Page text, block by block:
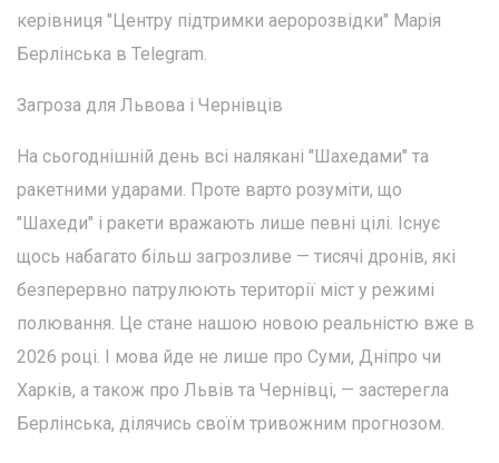
керівниця "Центру підтримки аеророзвідки" Марія
Берлінська в Telegram.
Загроза для Львова і Чернівців
На сьогоднішній день всі налякані "Шахедами" та
ракетними ударами. Проте варто розуміти, що
"Шахеди" і ракети вражають лише певні цілі. Існує
щось набагато більш загрозливе — тисячі дронів, які
безперервно патрулюють території міст у режимі
полювання. Це стане нашою новою реальністю вже в
2026 році. І мова йде не лише про Суми, Дніпро чи
Харків, а також про Львів та Чернівці, — застерегла
Берлінська, ділячись своїм тривожним прогнозом.